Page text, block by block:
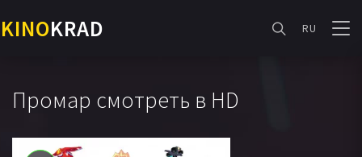
KINOKRAD RU
Промар смотреть в HD